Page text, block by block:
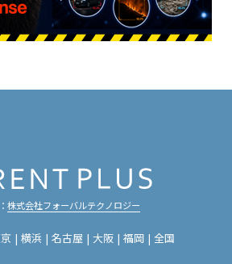
株式会社フォーバルテクノロジー
横浜 名古屋 大阪 福岡 全国